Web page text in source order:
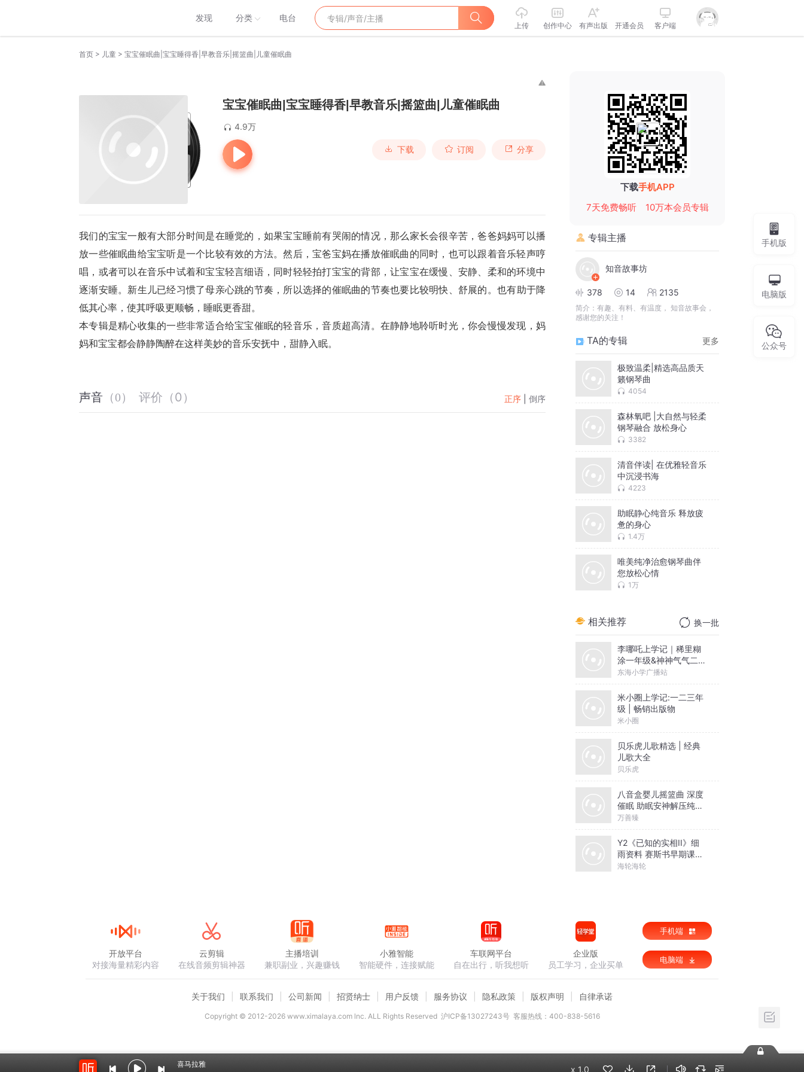
发现 分类 电台
上传 创作中心 有声出版 开通会员 客户端
首页 > 儿童 > 宝宝催眠曲|宝宝睡得香|早教音乐|摇篮曲|儿童催眠曲
宝宝催眠曲|宝宝睡得香|早教音乐|摇篮曲|儿童催眠曲
4.9万
下载 订阅 分享
我们的宝宝一般有大部分时间是在睡觉的，如果宝宝睡前有哭闹的情况，那么家长会很辛苦，爸爸妈妈可以播
放一些催眠曲给宝宝听是一个比较有效的方法。然后，宝爸宝妈在播放催眠曲的同时，也可以跟着音乐轻声哼
唱，或者可以在音乐中试着和宝宝轻言细语，同时轻轻拍打宝宝的背部，让宝宝在缓慢、安静、柔和的环境中
逐渐安睡。新生儿已经习惯了母亲心跳的节奏，所以选择的催眠曲的节奏也要比较明快、舒展的。 也有助于降
低其心率，使其呼吸更顺畅，睡眠更香甜。
本专辑是精心收集的一些非常适合给宝宝催眠的轻音乐，音质超高清。在静静地聆听时光，你会慢慢发现，妈
妈和宝宝都会静静陶醉在这样美妙的音乐安抚中，甜静入眠。
声音 （0） 评价 （0 ） 正序 倒序
下载手机APP
7天免费畅听
10万本会员专辑
专辑主播
知音故事坊
378 14 2135
简介： 有趣、有料、有温度， 知音故事会，
感谢您的关注！
TA的专辑 更多
极致温柔|精选高品质天
籁钢琴曲
4054
森林氧吧 |大自然与轻柔
钢琴融合 放松身心
3382
清音伴读| 在优雅轻音乐
中沉浸书海
4223
助眠静心纯音乐 释放疲
惫的身心
1.4万
唯美纯净治愈钢琴曲伴
您放松心情
1万
相关推荐 换一批
李哪吒上学记｜稀里糊
涂一年级&神神气气二年
级
东海小学广播站
米小圈上学记:一二三年
级 | 畅销出版物
米小圈
贝乐虎儿歌精选 | 经典
儿歌大全
贝乐虎
八音盒婴儿摇篮曲 深度
催眠 助眠安神解压纯音
乐
万善臻
Y2《已知的实相II》细
雨资料 赛斯书早期课解
读
海轮海轮
手机版
电脑版
公众号
喜马拉雅
x 1.0
开放平台
对接海量精彩内容
云剪辑
在线音频剪辑神器
主播培训
兼职副业，兴趣赚钱
小雅智能
智能硬件，连接赋能
车联网平台
自在出行，听我想听
企业版
员工学习，企业买单
手机端
电脑端
关于我们 联系我们 公司新闻 招贤纳士 用户反馈 服务协议 隐私政策 版权声明 自律承诺
Copyright © 2012-2026www.ximalaya.com lnc. ALL Rights Reserved 沪ICP备13027243号 客服热线：400-838-5616